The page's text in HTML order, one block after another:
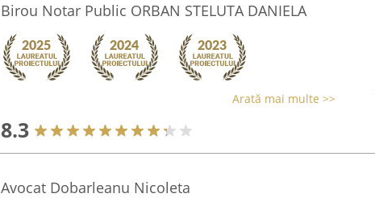
Birou Notar Public ORBAN STELUTA DANIELA
Arată mai multe >>
8.3
Avocat Dobarleanu Nicoleta